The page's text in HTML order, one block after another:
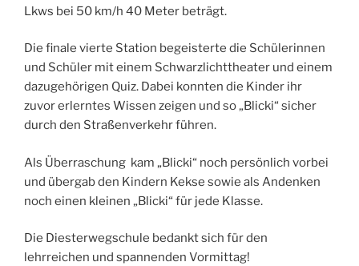
Lkws bei 50 km/h 40 Meter beträgt.
Die finale vierte Station begeisterte die Schülerinnen
und Schüler mit einem Schwarzlichttheater und einem
dazugehörigen Quiz. Dabei konnten die Kinder ihr
zuvor erlerntes Wissen zeigen und so „Blicki“ sicher
durch den Straßenverkehr führen.
Als Überraschung kam „Blicki“ noch persönlich vorbei
und übergab den Kindern Kekse sowie als Andenken
noch einen kleinen „Blicki“ für jede Klasse.
Die Diesterwegschule bedankt sich für den
lehrreichen und spannenden Vormittag!